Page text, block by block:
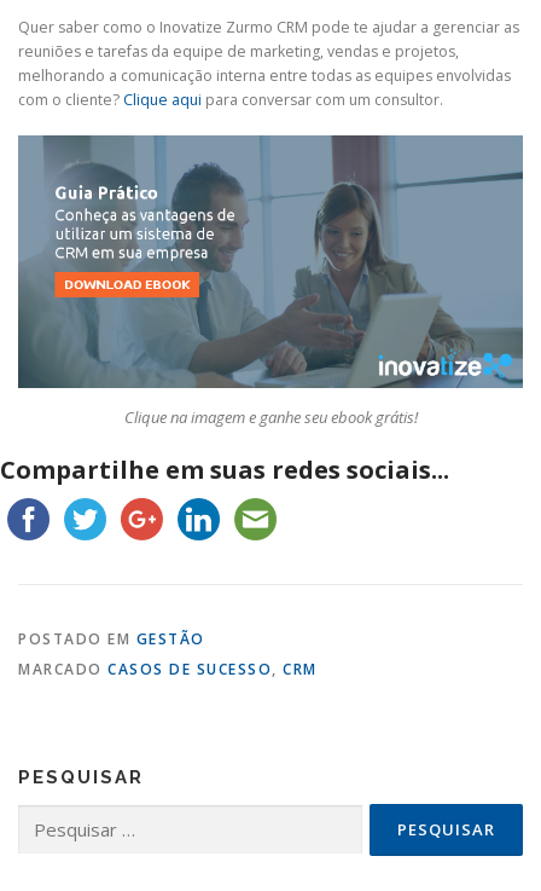
Quer saber como o Inovatize Zurmo CRM pode te ajudar a gerenciar as
reuniões e tarefas da equipe de marketing, vendas e projetos,
melhorando a comunicação interna entre todas as equipes envolvidas
com o cliente? Clique aqui para conversar com um consultor.
Clique na imagem e ganhe seu ebook grátis!
Compartilhe em suas redes sociais...
POSTADO EM GESTÃO
MARCADO CASOS DE SUCESSO, CRM
PESQUISAR
por: